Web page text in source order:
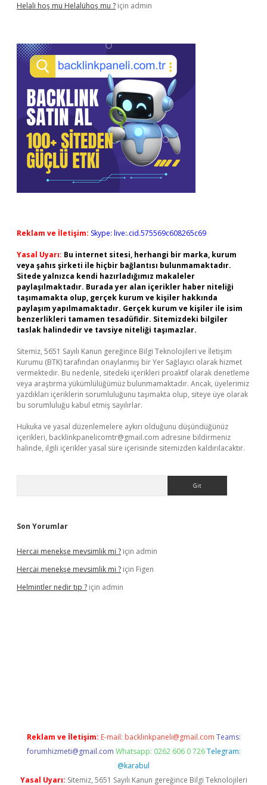
Helali hoş mu Helalühoş mu ? için admin
Reklam ve İletişim: Skype: live:.cid.575569c608265c69
Yasal Uyarı: Bu internet sitesi, herhangi bir marka, kurum
veya şahıs şirketi ile hiçbir bağlantısı bulunmamaktadır.
Sitede yalnızca kendi hazırladığımız makaleler
paylaşılmaktadır. Burada yer alan içerikler haber niteliği
taşımamakta olup, gerçek kurum ve kişiler hakkında
paylaşım yapılmamaktadır. Gerçek kurum ve kişiler ile isim
benzerlikleri tamamen tesadüfidir. Sitemizdeki bilgiler
taslak halindedir ve tavsiye niteliği taşımazlar.
Sitemiz, 5651 Sayılı Kanun gereğince Bilgi Teknolojileri ve İletişim
Kurumu (BTK) tarafından onaylanmış bir Yer Sağlayıcı olarak hizmet
vermektedir. Bu nedenle, sitedeki içerikleri proaktif olarak denetleme
veya araştırma yükümlülüğümüz bulunmamaktadır. Ancak, üyelerimiz
yazdıkları içeriklerin sorumluluğunu taşımakta olup, siteye üye olarak
bu sorumluluğu kabul etmiş sayılırlar.
Hukuka ve yasal düzenlemelere aykırı olduğunu düşündüğünüz
içerikleri, backlinkpanelicomtr@gmail.com adresine bildirmeniz
halinde, ilgili içerikler yasal süre içerisinde sitemizden kaldırılacaktır.
Son Yorumlar
Hercai menekşe mevsimlik mi ? için admin
Hercai menekşe mevsimlik mi ? için Figen
Helmintler nedir tıp ? için admin
Reklam ve İletişim: E-mail: backlinkpaneli@gmail.com Teams:
forumhizmeti@gmail.com Whatsapp: 0262 606 0 726 Telegram:
@karabul
Yasal Uyarı: Sitemiz, 5651 Sayılı Kanun gereğince Bilgi Teknolojileri